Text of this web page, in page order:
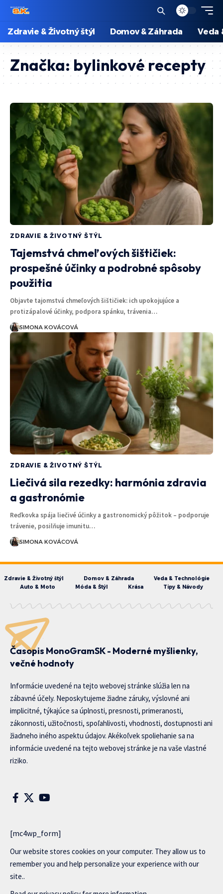
Zdravie & Životný štýl Domov & Záhrada Veda
Značka:bylinkové recepty
ZDRAVIE & ŽIVOTNÝ ŠTÝL
Tajemstvá chmeľových šištičiek:
prospešné účinky a podrobné spôsoby
použitia
Objavte tajomstvá chmeľových šištičiek: ich upokojujúce a
protizápalové účinky, podpora spánku, trávenia…
SIMONA KOVÁCOVÁ
ZDRAVIE & ŽIVOTNÝ ŠTÝL
Liečivá sila rezedky: harmónia zdravia
a gastronómie
Reďkovka spája liečivé účinky a gastronomický pôžitok – podporuje
trávenie, posilňuje imunitu…
SIMONA KOVÁCOVÁ
Zdravie & Životný štýl Domov & Záhrada
Veda & Technológie
Auto & Moto
Móda & Štýl Krása Tipy & Návody
Časopis MonoGramSK - Moderné myšlienky,
večné hodnoty
Informácie uvedené na tejto webovej stránke slúžia len na
zábavné účely. Neposkytujeme žiadne záruky, výslovné ani
implicitné, týkajúce sa úplnosti, presnosti, primeranosti,
zákonnosti, užitočnosti, spoľahlivosti, vhodnosti, dostupnosti ani
žiadneho iného aspektu údajov. Akékoľvek spoliehanie sa na
informácie uvedené na tejto webovej stránke je na vaše vlastné
riziko.
[mc4wp_form]
Our website stores cookies on your computer. They allow us to
remember you and help personalize your experience with our
site..